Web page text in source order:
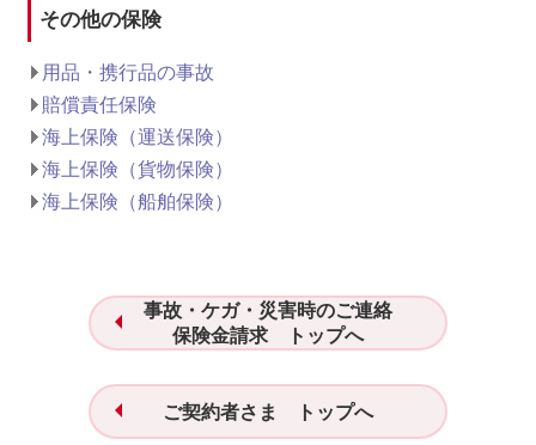
その他の保険
用品・携行品の事故
賠償責任保険
海上保険（運送保険）
海上保険（貨物保険）
海上保険（船舶保険）
事故・ケガ・災害時のご連絡
保険金請求 トップへ
ご契約者さま トップへ